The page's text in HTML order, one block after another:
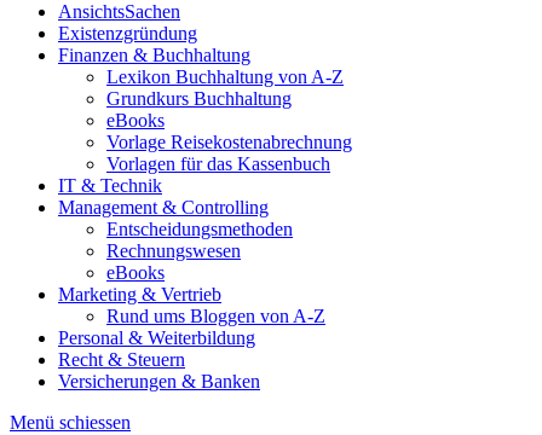
AnsichtsSachen
Existenzgründung
Finanzen & Buchhaltung
Lexikon Buchhaltung von A-Z
Grundkurs Buchhaltung
eBooks
Vorlage Reisekostenabrechnung
Vorlagen für das Kassenbuch
IT & Technik
Management & Controlling
Entscheidungsmethoden
Rechnungswesen
eBooks
Marketing & Vertrieb
Rund ums Bloggen von A-Z
Personal & Weiterbildung
Recht & Steuern
Versicherungen & Banken
Menü schiessen